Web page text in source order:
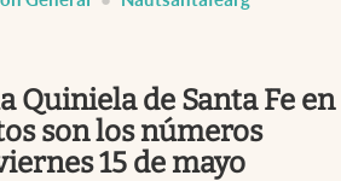
Colombia
Quiniela de Santa Fe en
son los números
15 de mayo